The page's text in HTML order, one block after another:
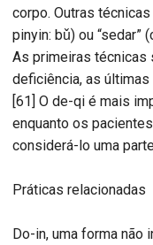
corpo. Outras
pinyin: bǔ) ou “sedar”
As primeiras técnicas
deficiência, as
[61] O de-qi é mais
enquanto os
considerá-lo uma
Práticas relacionadas
Do-in, uma forma não